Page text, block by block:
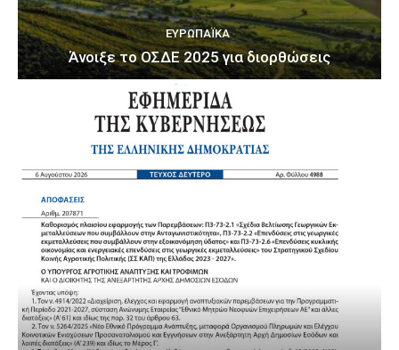
ΕΥΡΩΠΑΪΚΆ
Άνοιξε το ΟΣΔΕ 2025 για διορθώσεις